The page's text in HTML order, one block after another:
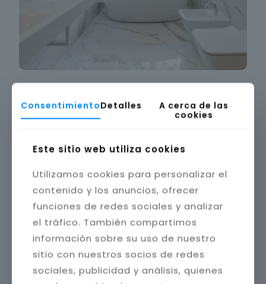
ConsentimientoDetalles
A cerca de las
cookies
Este sitio web utiliza cookies
Utilizamos cookies para personalizar el
contenido y los anuncios, ofrecer
funciones de redes sociales y analizar
el tráfico. También compartimos
información sobre su uso de nuestro
sitio con nuestros socios de redes
sociales, publicidad y análisis, quienes